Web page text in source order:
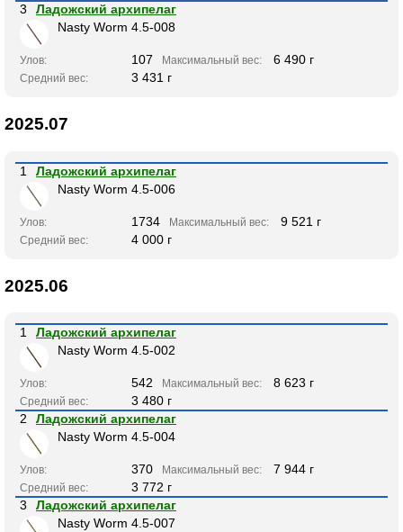
3
Ладожский архипелаг
Nasty Worm 4.5-008
Улов: 107 Максимальный вес: 6 490 г
Средний вес: 3 431 г
2025.07
1
Ладожский архипелаг
Nasty Worm 4.5-006
Улов: 1734 Максимальный вес: 9 521 г
Средний вес: 4 000 г
2025.06
1
Ладожский архипелаг
Nasty Worm 4.5-002
Улов: 542 Максимальный вес: 8 623 г
Средний вес:
3 480 г
2
Ладожский архипелаг
Nasty Worm 4.5-004
Улов: 370 Максимальный вес: 7 944 г
Средний вес:
3 772 г
3
Ладожский архипелаг
Nasty Worm 4.5-007